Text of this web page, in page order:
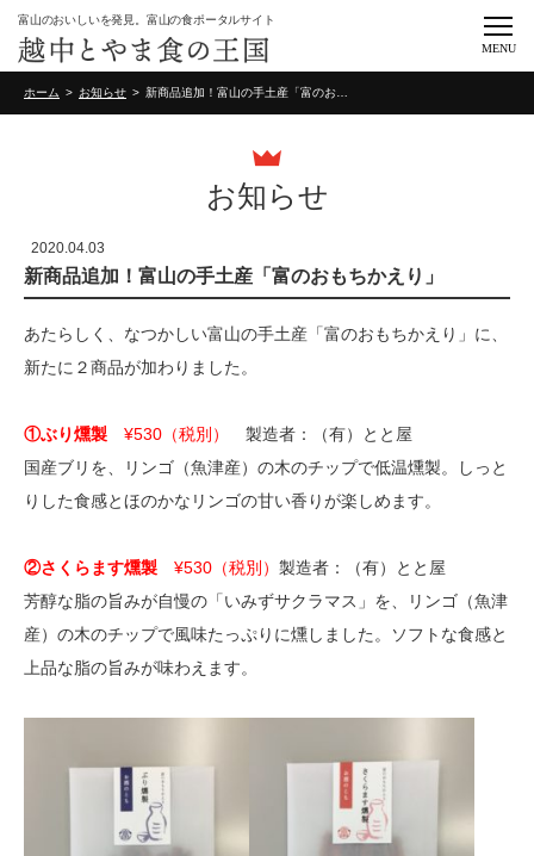
富山のおいしいを発見。富山の食ポータルサイト
MENU
ホーム お知らせ
お知らせ
2020.04.03
新商品追加！富山の手土産「富のおもちかえり」
あたらしく、なつかしい富山の手土産「富のおもちかえり」に、
新たに２商品が加わりました。
①ぶり燻製 ¥530（税別） 製造者：
（有）とと屋
国産ブリを、リンゴ（魚津産）の木のチップで低温燻製。しっと
りした食感とほのかなリンゴの甘い香りが楽しめます。
②さくらます燻製 ¥530（税別） 製造者： （有）とと屋
芳醇な脂の旨みが自慢の「いみずサクラマス」を、リンゴ（魚津
産）の木のチップで風味たっぷりに燻しました。ソフトな食感と
上品な脂の旨みが味わえます。